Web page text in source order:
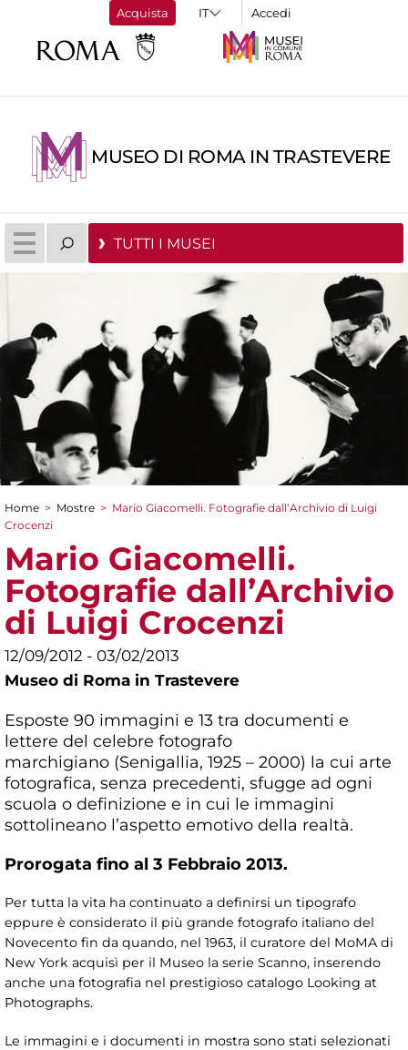
Acquista Accedi
MUSEO DI ROMA IN TRASTEVERE
TUTTI I MUSEI
Tu sei qui
Home > Mostre > Mario Giacomelli. Fotografie dall’Archivio di Luigi
Crocenzi
Mario Giacomelli.
Fotografie dall’Archivio
di Luigi Crocenzi
12/09/2012 - 03/02/2013
Museo di Roma in Trastevere
Esposte 90 immagini e 13 tra documenti e
lettere del celebre fotografo
marchigiano (Senigallia, 1925 – 2000) la cui arte
fotografica, senza precedenti, sfugge ad ogni
scuola o definizione e in cui le immagini
sottolineano l’aspetto emotivo della realtà.
Prorogata fino al 3 Febbraio 2013.
Per tutta la vita ha continuato a definirsi un tipografo
eppure è considerato il più grande fotografo italiano del
Novecento fin da quando, nel 1963, il curatore del MoMA di
New York acquisì per il Museo la serie Scanno, inserendo
anche una fotografia nel prestigioso catalogo Looking at
Photographs.
Le immagini e i documenti in mostra sono stati selezionati